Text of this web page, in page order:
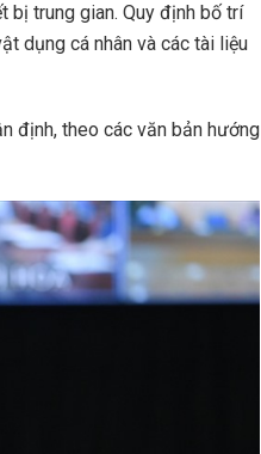
bị trung gian. Quy định bố trí
dụng cá nhân và các tài liệu
định, theo các văn bản hướng